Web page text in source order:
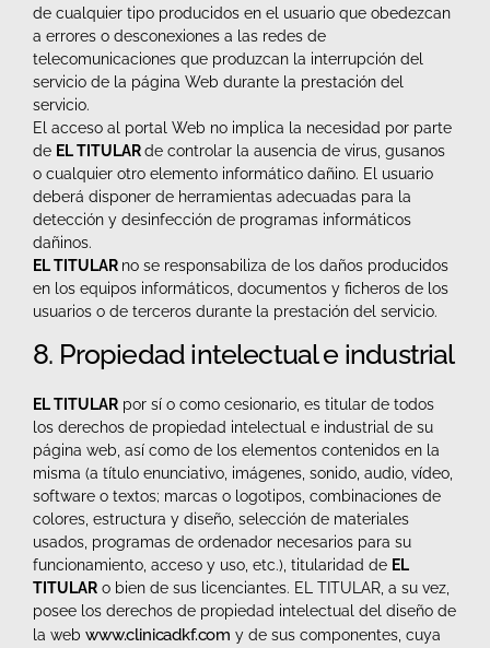
de cualquier tipo producidos en el usuario que obedezcan
a errores o desconexiones a las redes de
telecomunicaciones que produzcan la interrupción del
servicio de la página Web durante la prestación del
servicio.
El acceso al portal Web no implica la necesidad por parte
de EL TITULARde controlar la ausencia de virus, gusanos
o cualquier otro elemento informático dañino. El usuario
deberá disponer de herramientas adecuadas para la
detección y desinfección de programas informáticos
dañinos.
EL TITULAR no se responsabiliza de los daños producidos
en los equipos informáticos, documentos y ficheros de los
usuarios o de terceros durante la prestación del servicio.
8. Propiedad intelectual e industrial
EL TITULAR por sí o como cesionario, es titular de todos
los derechos de propiedad intelectual e industrial de su
página web, así como de los elementos contenidos en la
misma (a título enunciativo, imágenes, sonido, audio, vídeo,
software o textos; marcas o logotipos, combinaciones de
colores, estructura y diseño, selección de materiales
usados, programas de ordenador necesarios para su
funcionamiento, acceso y uso, etc.), titularidad de EL
TITULAR o bien de sus licenciantes. EL TITULAR, a su vez,
posee los derechos de propiedad intelectual del diseño de
la web www.clinicadkf.com y de sus componentes, cuya